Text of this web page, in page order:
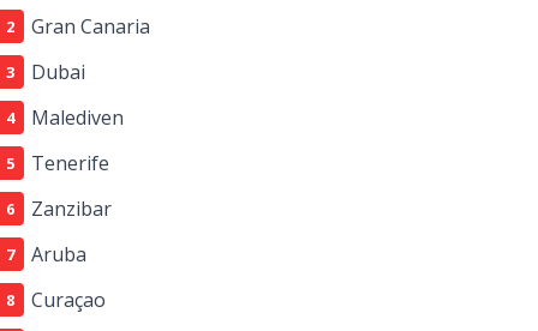
Gran Canaria
Dubai
Malediven
Tenerife
Zanzibar
Aruba
Curaçao